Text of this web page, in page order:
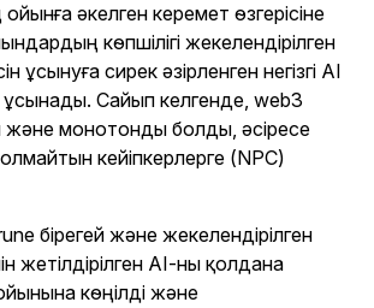
әкелген керемет өзгерісіне
көпшілігі жекелендірілген
ұсынуға сирек әзірленген негізгі AI
ұсынады. Сайып келгенде, web3
және монотонды болды, әсіресе
кейіпкерлерге (NPC)
бірегей және жекелендірілген
жетілдірілген AI-ны қолдана
көңілді және